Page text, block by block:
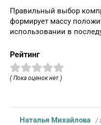
Правильный выбор
формирует массу
использовании в
Рейтинг
( Пока оценок нет )
Наталья Михайлова /